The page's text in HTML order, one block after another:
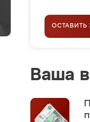
ОСТАВИТЬ
Ваша